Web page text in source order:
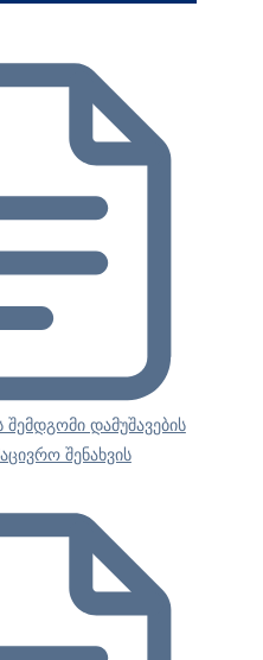
დამუშავების
შენახვის